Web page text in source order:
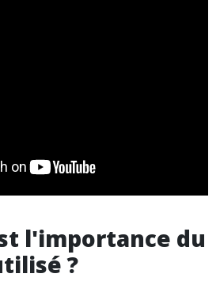
l'importance du
?